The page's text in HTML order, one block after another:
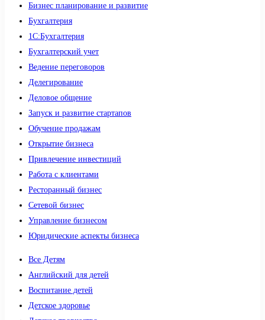
Бизнес планирование и развитие
Бухгалтерия
1C:Бухгалтерия
Бухгалтерский учет
Ведение переговоров
Делегирование
Деловое общение
Запуск и развитие стартапов
Обучение продажам
Открытие бизнеса
Привлечение инвестиций
Работа с клиентами
Ресторанный бизнес
Сетевой бизнес
Управление бизнесом
Юридические аспекты бизнеса
Все Детям
Английский для детей
Воспитание детей
Детское здоровье